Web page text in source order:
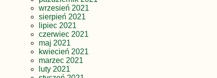
wrzesień 2021
sierpień 2021
lipiec 2021
czerwiec 2021
maj 2021
kwiecień 2021
marzec 2021
luty 2021